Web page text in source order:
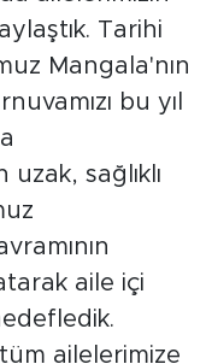
Tarihi
Mangala'nın
bu yıl
uzak, sağlıklı
aile içi
ailelerimize